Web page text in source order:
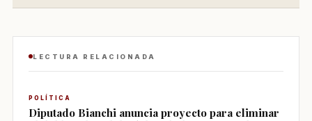
LECTURA RELACIONADA
POLÍTICA
Diputado Bianchi anuncia proyecto para eliminar